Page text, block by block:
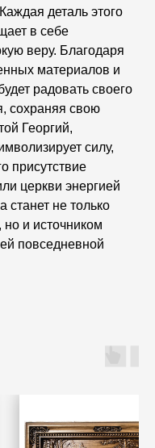
деталь этого
в себе
веру. Благодаря
материалов и
радовать своего
сохраняя свою
Георгий,
силу,
присутствие
церкви энергией
станет не только
и источником
повседневной